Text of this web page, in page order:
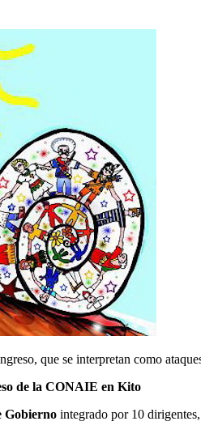
que se interpretan como
de la CONAIE en Kito
Gobierno integrado por 10 dirigentes,